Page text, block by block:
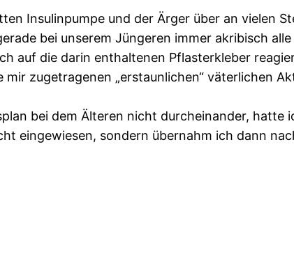
Insulinpumpe und der Ärger über an vielen
bei unserem Jüngeren immer akribisch
auf die darin enthaltenen Pflasterkleber
zugetragenen „erstaunlichen“ väterlichen
bei dem Älteren nicht durcheinander, hatte
eingewiesen, sondern übernahm ich dann